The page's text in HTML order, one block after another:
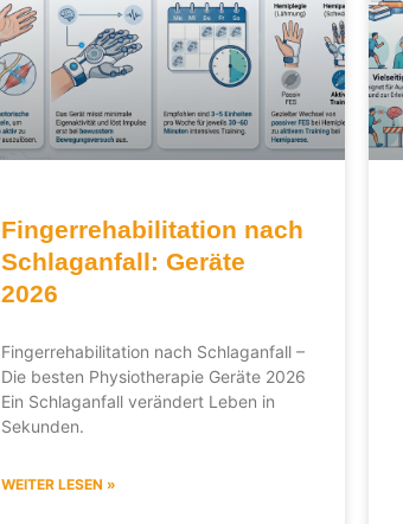
Fingerrehabilitation nach
Schlaganfall: Geräte
2026
Fingerrehabilitation nach Schlaganfall –
Die besten Physiotherapie Geräte 2026
Ein Schlaganfall verändert Leben in
Sekunden.
WEITER LESEN »